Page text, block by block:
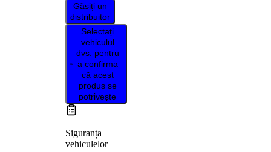
Găsiți un
distribuitor
Selectați
vehiculul
dvs. pentru
a confirma
că acest
produs se
potrivește
Siguranța
vehiculelor